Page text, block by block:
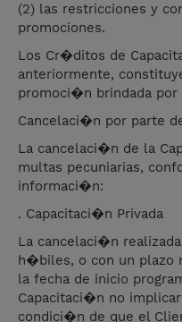
(2) las restricciones y
promociones.
Los Cr�ditos de
anteriormente,
promoci�n brindada
Cancelaci�n por parte
La cancelaci�n de la
multas pecuniarias,
informaci�n:
. Capacitaci�n Privada
La cancelaci�n
h�biles, o con un plazo
la fecha de inicio
Capacitaci�n no
condici�n de que el